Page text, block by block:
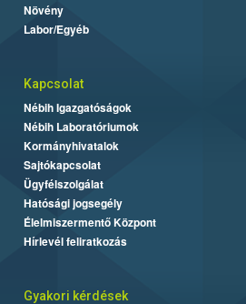
Növény
Labor/Egyéb
Kapcsolat
Nébih Igazgatóságok
Nébih Laboratóriumok
Kormányhivatalok
Sajtókapcsolat
Ügyfélszolgálat
Hatósági jogsegély
Élelmiszermentő Központ
Hírlevél feliratkozás
Gyakori kérdések